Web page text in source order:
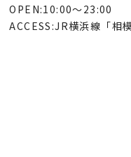
OPEN:10:00～23:00
ACCESS:JR横浜線「相